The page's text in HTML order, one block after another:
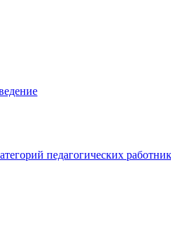
педагогических